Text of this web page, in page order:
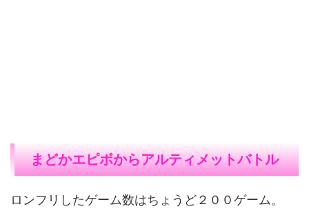
まどかエピボからアルティメットバトル
ロンフリしたゲーム数はちょうど２００ゲーム。